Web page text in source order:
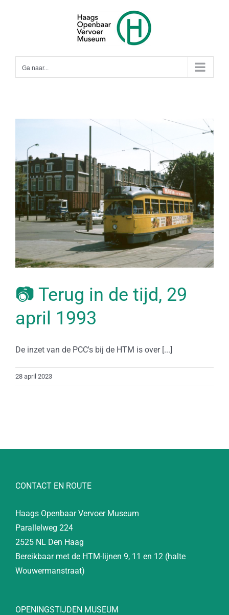
Ga naar...
📷 Terug in de tijd, 29
april 1993
De inzet van de PCC's bij de HTM is over [...]
28 april 2023
CONTACT EN ROUTE
Haags Openbaar Vervoer Museum
Parallelweg 224
2525 NL Den Haag
Bereikbaar met de HTM-lijnen 9, 11 en 12 (halte
Wouwermanstraat)
OPENINGSTIJDEN MUSEUM